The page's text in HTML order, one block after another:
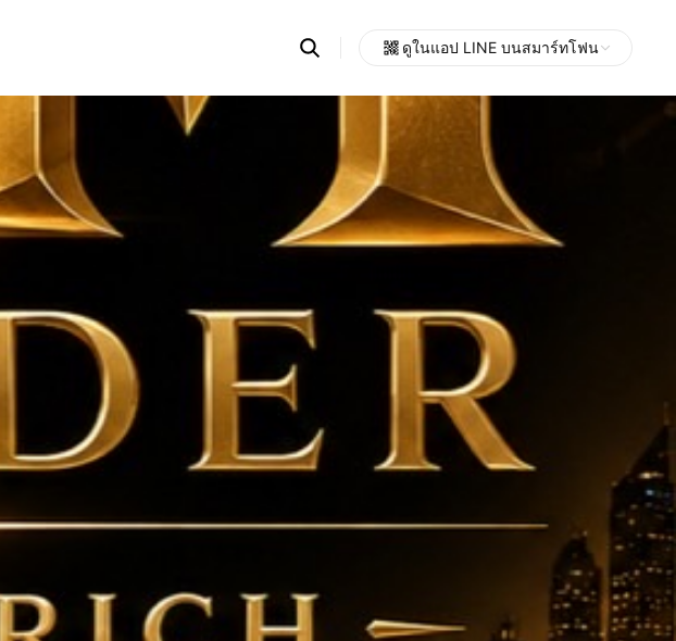
Search
OpenChats
messages
search
ดูในแอป LINE บนสมาร์ทโฟน